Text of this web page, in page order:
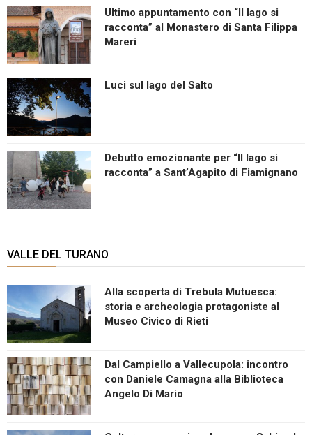
Ultimo appuntamento con “Il lago si
racconta” al Monastero di Santa Filippa
Mareri
Luci sul lago del Salto
Debutto emozionante per “Il lago si
racconta” a Sant’Agapito di Fiamignano
VALLE DEL TURANO
Alla scoperta di Trebula Mutuesca:
storia e archeologia protagoniste al
Museo Civico di Rieti
Dal Campiello a Vallecupola: incontro
con Daniele Camagna alla Biblioteca
Angelo Di Mario